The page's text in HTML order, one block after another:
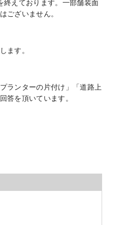
えております。一部舗装面
ございません。
ます。
ランターの片付け」「道路上
答を頂いています。